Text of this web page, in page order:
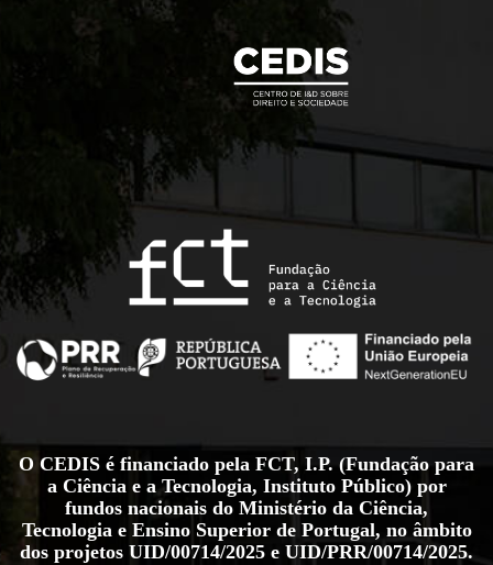
O CEDIS é financiado pela FCT, I.P. (Fundação para
a Ciência e a Tecnologia, Instituto Público) por
fundos nacionais do Ministério da Ciência,
Tecnologia e Ensino Superior de Portugal, no âmbito
dos projetos UID/00714/2025 e UID/PRR/00714/2025.